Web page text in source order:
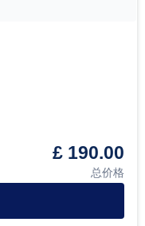
£ 190.00
总价格